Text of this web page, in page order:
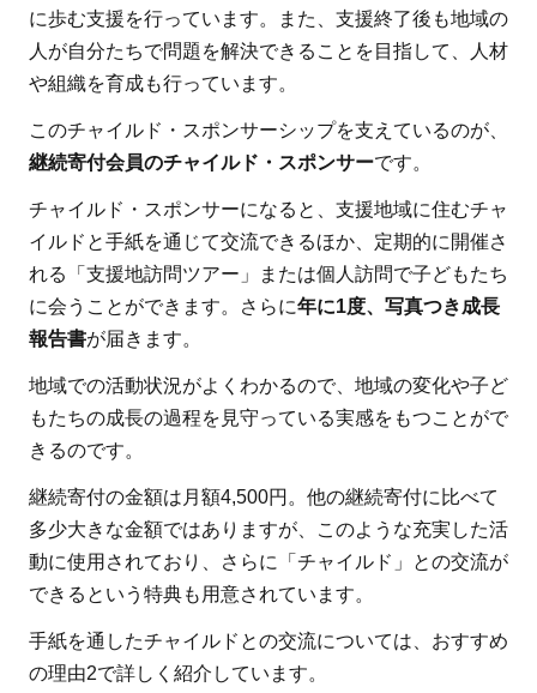
めの
理由
2】
のチ
ャイ
ルド
と手
紙の
交換
がで
1.3
【お
すす
めの
理由
3】
活動
果を
具体
に歩む支援を行っています。また、支援終了後も地域の
人が自分たちで問題を解決できることを目指して、人材
や組織を育成も行っています。
このチャイルド・スポンサーシップを支えているのが、
継続寄付会員のチャイルド・スポンサーです。
チャイルド・スポンサーになると、支援地域に住むチャ
イルドと手紙を通じて交流できるほか、定期的に開催さ
れる「支援地訪問ツアー」または個人訪問で子どもたち
に会うことができます。さらに年に1度、写真つき成長
報告書が届きます。
地域での活動状況がよくわかるので、地域の変化や子ど
もたちの成長の過程を見守っている実感をもつことがで
きるのです。
継続寄付の金額は月額4,500円。他の継続寄付に比べて
多少大きな金額ではありますが、このような充実した活
動に使用されており、さらに「チャイルド」との交流が
できるという特典も用意されています。
手紙を通したチャイルドとの交流については、おすすめ
の理由2で詳しく紹介しています。